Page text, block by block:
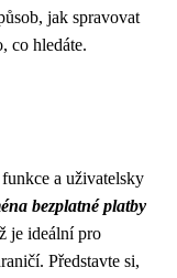
jak spravovat
co hledáte.
a uživatelsky
bezplatné platby
je ideální pro
Představte si,